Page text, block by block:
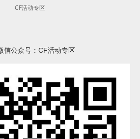
CF活动专区
信公众号：CF活动专区